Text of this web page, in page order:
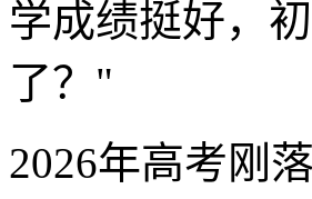
学成绩挺好，
了？"
2026年高考刚